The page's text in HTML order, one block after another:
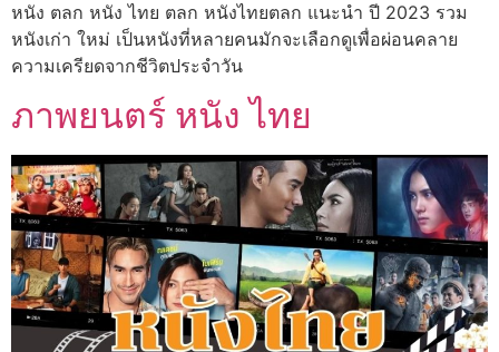
หนัง ตลก หนัง ไทย ตลก หนังไทยตลก แนะนำ ปี 2023 รวม
หนังเก่า ใหม่ เป็นหนังที่หลายคนมักจะเลือกดูเพื่อผ่อนคลาย
ความเครียดจากชีวิตประจำวัน
ภาพยนตร์ หนัง ไทย